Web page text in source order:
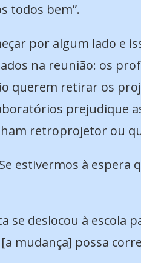
todos bem”.
por algum lado e
na reunião: os
querem retirar os
prejudique
retroprojetor ou
estivermos à
se deslocou à escola
possa